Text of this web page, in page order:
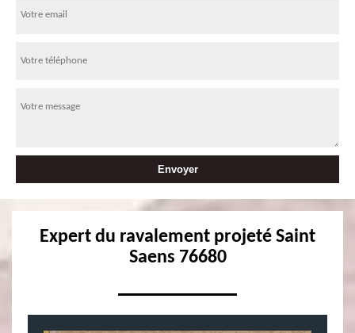
Expert du ravalement projeté Saint
Saens 76680